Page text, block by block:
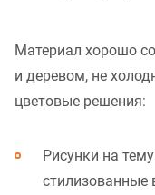
Материал хорошо
и деревом, не
цветовые решения:
Рисунки на
стилизованные